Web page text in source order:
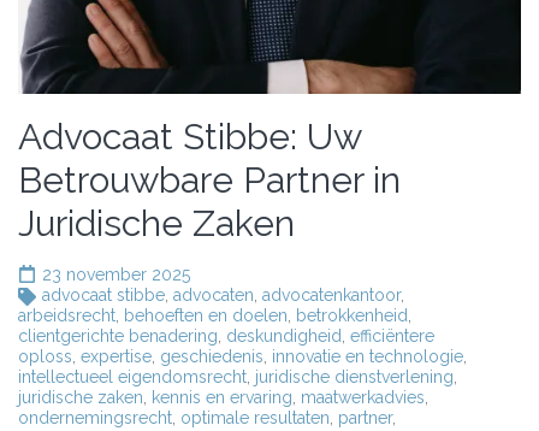
Advocaat Stibbe: Uw
Betrouwbare Partner in
Juridische Zaken
23 november 2025
advocaat stibbe, advocaten, advocatenkantoor,
arbeidsrecht, behoeften en doelen, betrokkenheid,
clientgerichte benadering, deskundigheid, efficiëntere
oploss, expertise, geschiedenis, innovatie en technologie,
intellectueel eigendomsrecht, juridische dienstverlening,
juridische zaken, kennis en ervaring, maatwerkadvies,
ondernemingsrecht, optimale resultaten, partner,